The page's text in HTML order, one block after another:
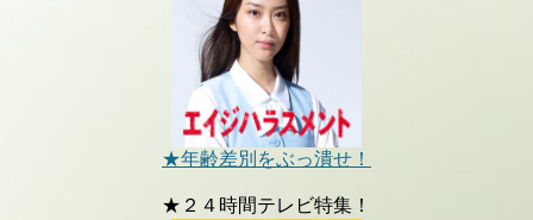
★年齢差別をぶっ潰せ！
★２４時間テレビ特集！